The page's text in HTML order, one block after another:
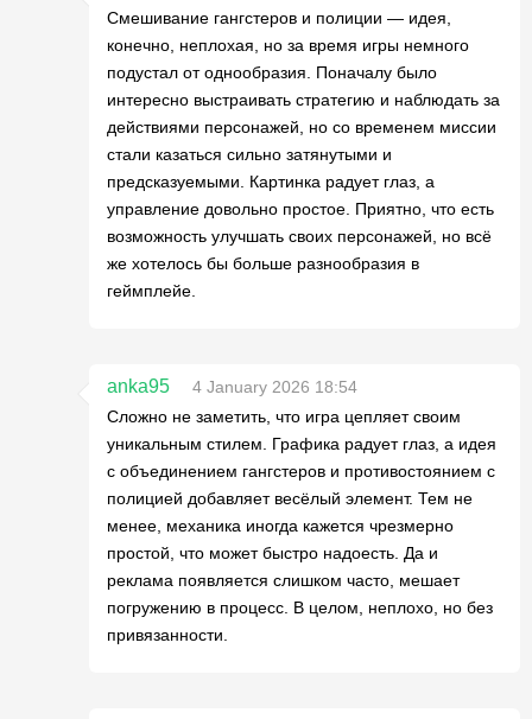
Смешивание гангстеров и полиции — идея,
конечно, неплохая, но за время игры немного
подустал от однообразия. Поначалу было
интересно выстраивать стратегию и наблюдать за
действиями персонажей, но со временем миссии
стали казаться сильно затянутыми и
предсказуемыми. Картинка радует глаз, а
управление довольно простое. Приятно, что есть
возможность улучшать своих персонажей, но всё
же хотелось бы больше разнообразия в
геймплейе.
anka95
4 January 2026 18:54
Сложно не заметить, что игра цепляет своим
уникальным стилем. Графика радует глаз, а идея
с объединением гангстеров и противостоянием с
полицией добавляет весёлый элемент. Тем не
менее, механика иногда кажется чрезмерно
простой, что может быстро надоесть. Да и
реклама появляется слишком часто, мешает
погружению в процесс. В целом, неплохо, но без
привязанности.